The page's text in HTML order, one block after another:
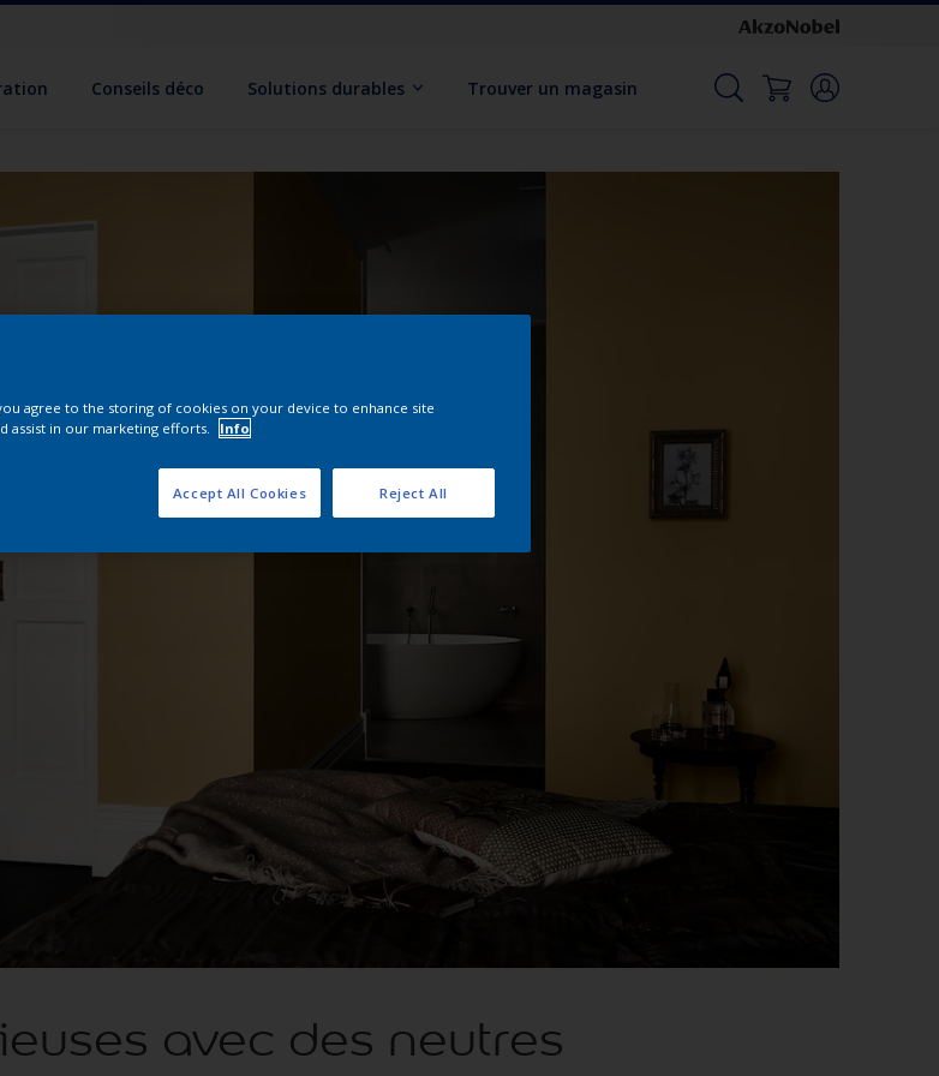
Conseils déco Solutions durables Trouver un magasin
avec des neutres
agree to the storing of cookies on your device to enhance site
assist in our marketing efforts.
Info
Reject All
Accept All Cookies